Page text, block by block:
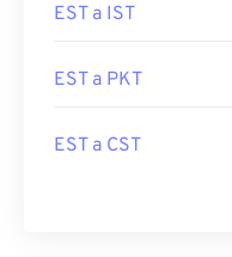
EST a IST
EST a PKT
EST a CST